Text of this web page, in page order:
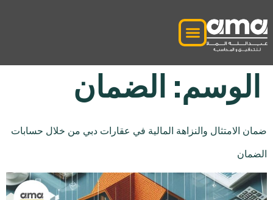
الوسم: الضمان
ضمان الامتثال والنزاهة المالية في عقارات دبي من خلال حسابات
الضمان